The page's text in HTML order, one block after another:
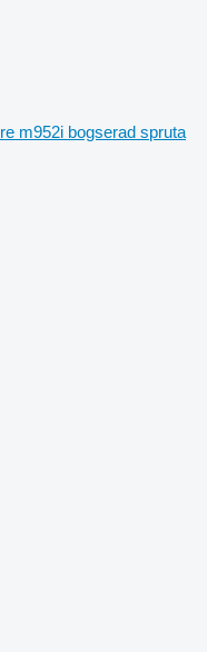
m952i bogserad spruta